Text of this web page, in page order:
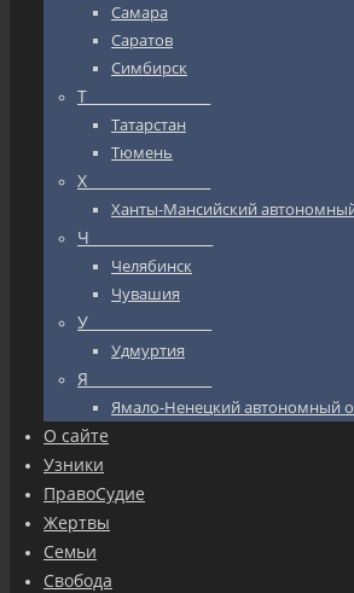
Самара
Саратов
Симбирск
Т_________________
Татарстан
Тюмень
Х_________________
Ханты-Мансийский
Ч_________________
Челябинск
Чувашия
У_________________
Удмуртия
Я_________________
Ямало-Ненецкий автономный
О сайте
Узники
ПравоСудие
Жертвы
Семьи
Свобода